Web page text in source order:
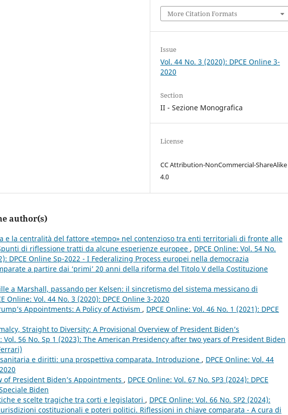
More Citation Formats
Issue
Vol. 44 No. 3 (2020): DPCE Online 3-
2020
Section
II - Sezione Monografica
License
CC Attribution-NonCommercial-ShareAlike
4.0
author(s)
e la centralità del fattore «tempo» nel contenzioso tra enti territoriali di fronte alle
di riflessione tratti da alcune esperienze europee , DPCE Online: Vol. 54 No.
DPCE Online Sp-2022 - I Federalizing Process europei nella democrazia
a partire dai ‘primi’ 20 anni della riforma del Titolo V della Costituzione
a Marshall, passando per Kelsen: il sincretismo del sistema messicano di
Online: Vol. 44 No. 3 (2020): DPCE Online 3-2020
Appointments: A Policy of Activism , DPCE Online: Vol. 46 No. 1 (2021): DPCE
Straight to Diversity: A Provisional Overview of President Biden’s
Vol. 56 No. Sp 1 (2023): The American Presidency after two years of President Biden
e diritti: una prospettiva comparata. Introduzione , DPCE Online: Vol. 44
of President Biden’s Appointments , DPCE Online: Vol. 67 No. SP3 (2024): DPCE
Biden
e scelte tragiche tra corti e legislatori , DPCE Online: Vol. 66 No. SP2 (2024):
costituzionali e poteri politici. Riflessioni in chiave comparata - A cura di